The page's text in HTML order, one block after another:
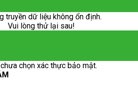
truyền dữ liệu không ổn định.
Vui lòng thử lại sau!
chọn xác thực bảo mật.